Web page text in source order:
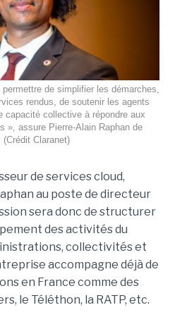
permettre de simplifier les démarches,
rendus, de soutenir les agents
capacité collective à répondre aux
», assure Pierre-Alain Raphan de
(Crédit Claranet)
de services cloud,
au poste de directeur
sera donc de structurer
des activités du
collectivités et
accompagne déjà de
en France comme des
le Téléthon, la RATP, etc.